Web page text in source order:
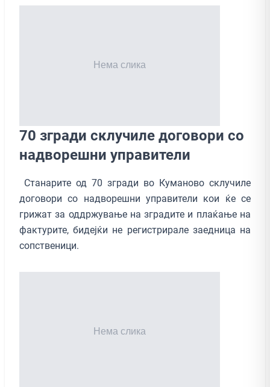
70 згради склучиле договори со
надворешни управители
Станарите од 70 згради во Куманово склучиле
договори со надворешни управители кои ќе се
грижат за оддржување на зградите и плаќање на
фактурите, бидејќи не регистрирале заедница на
сопственици.